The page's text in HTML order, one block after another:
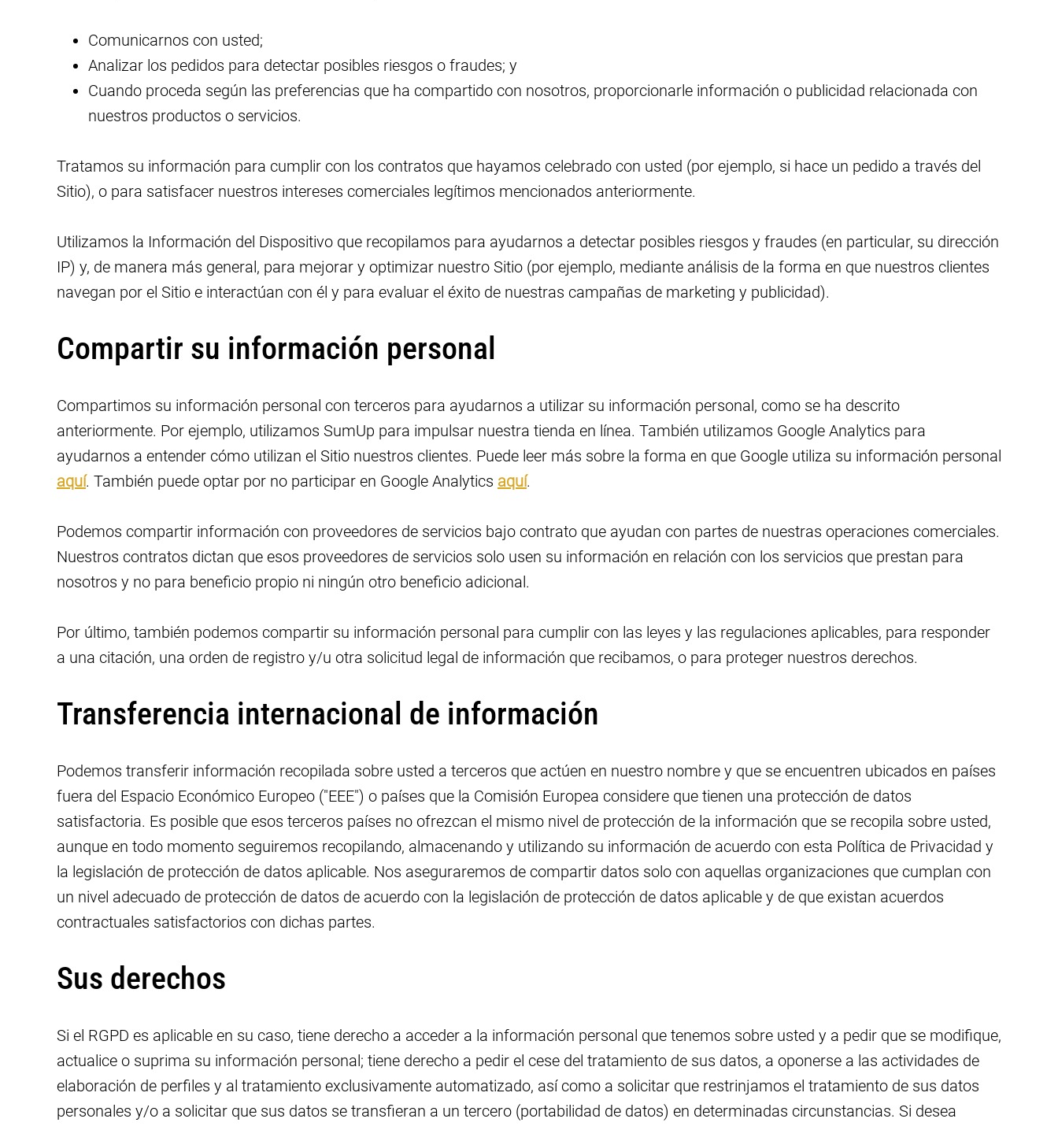
Comunicarnos con usted;
Analizar los pedidos para detectar posibles riesgos o fraudes; y
Cuando proceda según las preferencias que ha compartido con nosotros, proporcionarle información o publicidad relacionada con
nuestros productos o servicios.
Tratamos su información para cumplir con los contratos que hayamos celebrado con usted (por ejemplo, si hace un pedido a través del
Sitio), o para satisfacer nuestros intereses comerciales legítimos mencionados anteriormente.
Utilizamos la Información del Dispositivo que recopilamos para ayudarnos a detectar posibles riesgos y fraudes (en particular, su dirección
IP) y, de manera más general, para mejorar y optimizar nuestro Sitio (por ejemplo, mediante análisis de la forma en que nuestros clientes
navegan por el Sitio e interactúan con él y para evaluar el éxito de nuestras campañas de marketing y publicidad).
Compartir su información personal
Compartimos su información personal con terceros para ayudarnos a utilizar su información personal, como se ha descrito
anteriormente. Por ejemplo, utilizamos SumUp para impulsar nuestra tienda en línea. También utilizamos Google Analytics para
ayudarnos a entender cómo utilizan el Sitio nuestros clientes. Puede leer más sobre la forma en que Google utiliza su información personal
aquí. También puede optar por no participar en Google Analytics aquí.
Podemos compartir información con proveedores de servicios bajo contrato que ayudan con partes de nuestras operaciones comerciales.
Nuestros contratos dictan que esos proveedores de servicios solo usen su información en relación con los servicios que prestan para
nosotros y no para beneficio propio ni ningún otro beneficio adicional.
Por último, también podemos compartir su información personal para cumplir con las leyes y las regulaciones aplicables, para responder
a una citación, una orden de registro y/u otra solicitud legal de información que recibamos, o para proteger nuestros derechos.
Transferencia internacional de información
Podemos transferir información recopilada sobre usted a terceros que actúen en nuestro nombre y que se encuentren ubicados en países
fuera del Espacio Económico Europeo ("EEE") o países que la Comisión Europea considere que tienen una protección de datos
satisfactoria. Es posible que esos terceros países no ofrezcan el mismo nivel de protección de la información que se recopila sobre usted,
aunque en todo momento seguiremos recopilando, almacenando y utilizando su información de acuerdo con esta Política de Privacidad y
la legislación de protección de datos aplicable. Nos aseguraremos de compartir datos solo con aquellas organizaciones que cumplan con
un nivel adecuado de protección de datos de acuerdo con la legislación de protección de datos aplicable y de que existan acuerdos
contractuales satisfactorios con dichas partes.
Sus derechos
Si el RGPD es aplicable en su caso, tiene derecho a acceder a la información personal que tenemos sobre usted y a pedir que se modifique,
actualice o suprima su información personal; tiene derecho a pedir el cese del tratamiento de sus datos, a oponerse a las actividades de
elaboración de perfiles y al tratamiento exclusivamente automatizado, así como a solicitar que restrinjamos el tratamiento de sus datos
personales y/o a solicitar que sus datos se transfieran a un tercero (portabilidad de datos) en determinadas circunstancias. Si desea